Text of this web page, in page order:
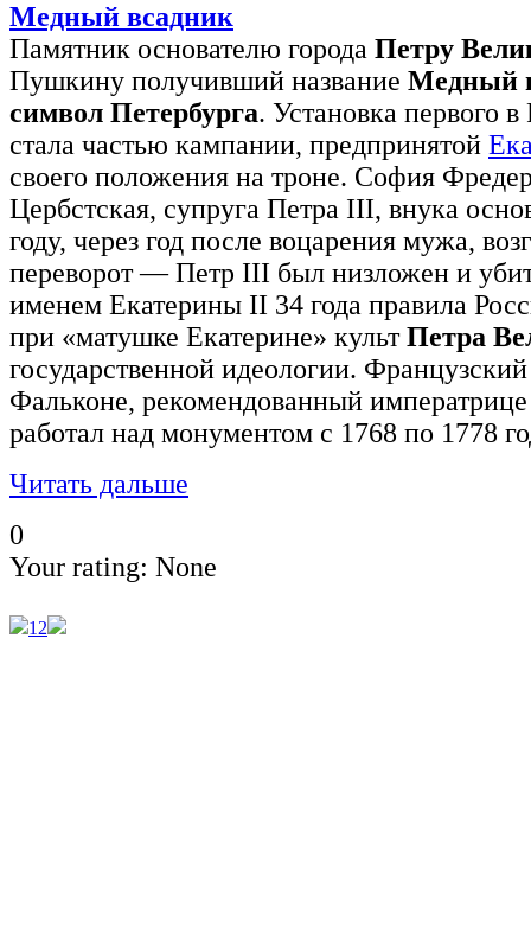
Медный всадник
Памятник основателю города Петру
Пушкину получивший название Медный
символ Петербурга. Установка первого
стала частью кампании, предпринятой
своего положения на троне. София
Цербстская, супруга Петра III, внука
году, через год после воцарения мужа,
переворот — Петр III был низложен и
именем Екатерины II 34 года правила
при «матушке Екатерине» культПетра
государственной идеологии.
Фальконе, рекомендованный
работал над монументом с 1768 по 1778
Читать дальше
0
Your rating: None
1 2